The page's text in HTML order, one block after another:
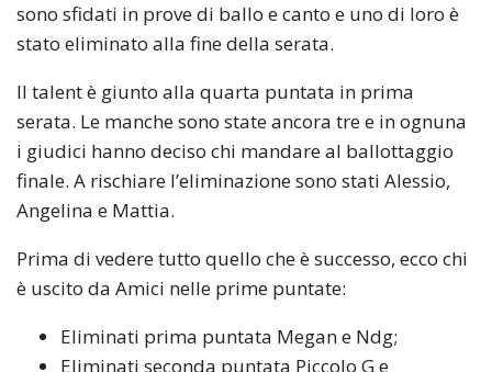
sono sfidati in prove di ballo e canto e uno di loro è
stato eliminato alla fine della serata.
Il talent è giunto alla quarta puntata in prima
serata. Le manche sono state ancora tre e in ognuna
i giudici hanno deciso chi mandare al ballottaggio
finale. A rischiare l’eliminazione sono stati Alessio,
Angelina e Mattia.
Prima di vedere tutto quello che è successo, ecco chi
è uscito da Amici nelle prime puntate:
Eliminati prima puntata Megan e Ndg;
Eliminati seconda puntata Piccolo G e